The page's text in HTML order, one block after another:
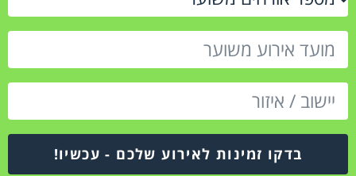
בדקו זמינות לאירוע שלכם - עכשיו!